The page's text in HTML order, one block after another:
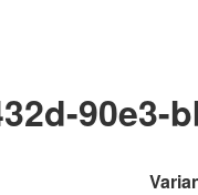
90e3-